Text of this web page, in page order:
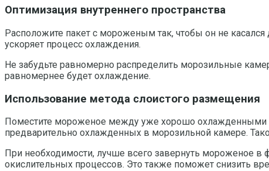
Оптимизация внутреннего пространства
Расположите пакет с мороженым так, чтобы он не
ускоряет процесс охлаждения.
Не забудьте равномерно распределить морозильные
равномернее будет охлаждение.
Использование метода слоистого размещения
Поместите мороженое между уже хорошо охлажденными
предварительно охлажденных в морозильной камере.
При необходимости, лучше всего завернуть мороженое
окислительных процессов. Это также поможет снизить